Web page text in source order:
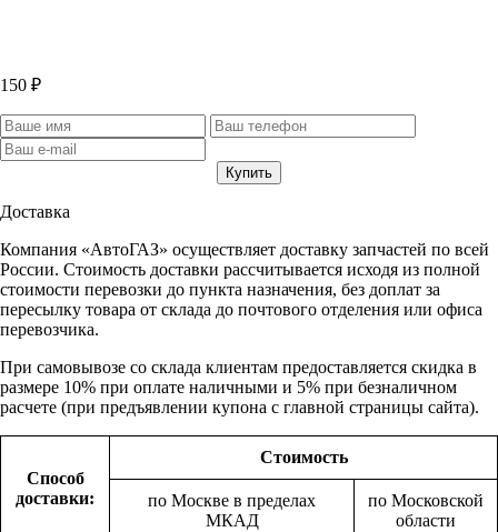
150 ₽
Доставка
Компания «АвтоГАЗ» осуществляет доставку запчастей по всей
России. Стоимость доставки рассчитывается исходя из полной
стоимости перевозки до пункта назначения, без доплат за
пересылку товара от склада до почтового отделения или офиса
перевозчика.
При самовывозе со склада клиентам предоставляется скидка в
размере 10% при оплате наличными и 5% при безналичном
расчете (при предъявлении купона с главной страницы сайта).
Способ
доставки:
Стоимость
по Москве в пределах
МКАД
по Московской
области